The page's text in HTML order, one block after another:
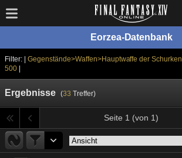
Eorzea-Datenbank
Filter: | Gegenstände>Waffen>Hauptwaffe der Schurken
500|
Ergebnisse (33 Treffer)
Seite 1 (von 1)